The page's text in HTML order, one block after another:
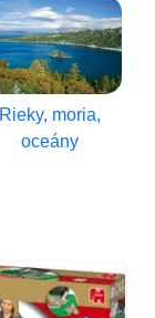
Rieky, moria,
oceány